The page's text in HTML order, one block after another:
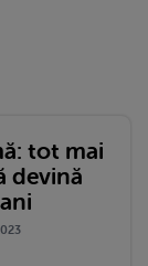
tot mai
devină